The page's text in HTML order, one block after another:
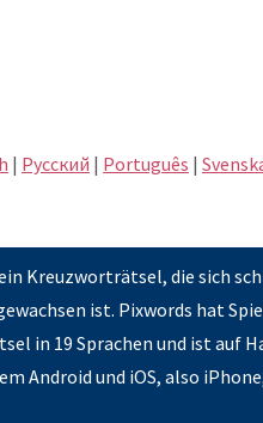
| Pусский | Português |
Kreuzworträtsel, die sich
ist. Pixwords hat
in 19 Sprachen und ist auf
Android und iOS, also